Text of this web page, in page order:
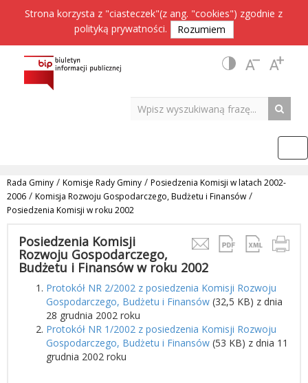
Strona korzysta z "ciasteczek"(z ang. "cookies") zgodnie z
polityką prywatności. Rozumiem
Rada Gminy / Komisje Rady Gminy / Posiedzenia Komisji w latach 2002-
2006 / Komisja Rozwoju Gospodarczego, Budżetu i Finansów /
Posiedzenia Komisji w roku 2002
Posiedzenia Komisji
Rozwoju Gospodarczego,
Budżetu i Finansów w roku 2002
Protokół NR 2/2002 z posiedzenia Komisji Rozwoju
Gospodarczego, Budżetu i Finansów (32,5 KB) z dnia
28 grudnia 2002 roku
Protokół NR 1/2002 z posiedzenia Komisji Rozwoju
Gospodarczego, Budżetu i Finansów (53 KB) z dnia 11
grudnia 2002 roku